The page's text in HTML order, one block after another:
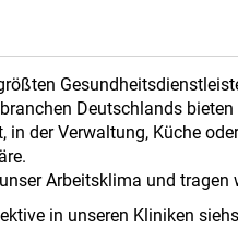
Deutschlands
der Verwaltung, Küche
Arbeitsklima und
in unseren Kliniken